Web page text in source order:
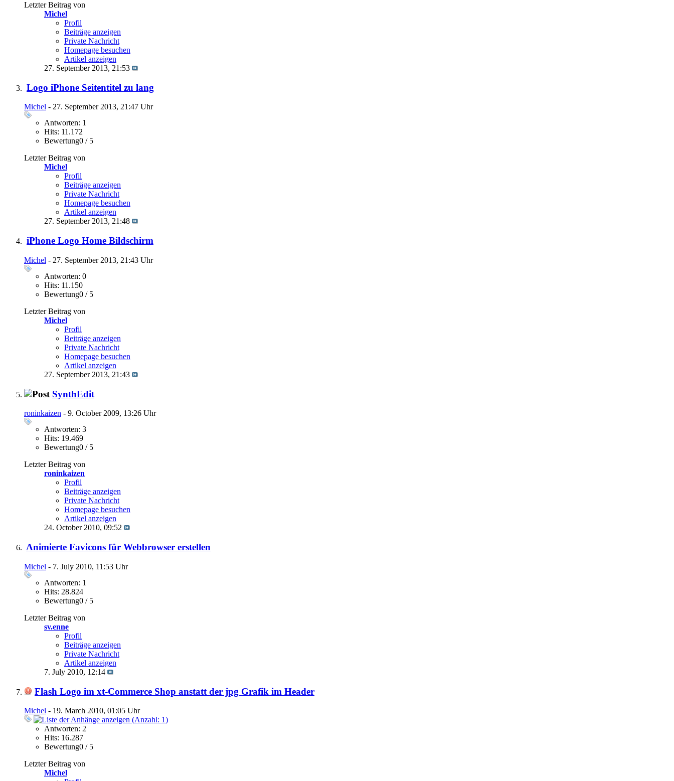
Letzter Beitrag von
Michel
Profil
Beiträge anzeigen
Private Nachricht
Homepage besuchen
Artikel anzeigen
27. September 2013, 21:53
Logo iPhone Seitentitel zu lang
Michel - 27. September 2013, 21:47 Uhr
Antworten: 1
Hits: 11.172
Bewertung0 / 5
Letzter Beitrag von
Michel
Profil
Beiträge anzeigen
Private Nachricht
Homepage besuchen
Artikel anzeigen
27. September 2013, 21:48
iPhone Logo Home Bildschirm
Michel - 27. September 2013, 21:43 Uhr
Antworten: 0
Hits: 11.150
Bewertung0 / 5
Letzter Beitrag von
Michel
Profil
Beiträge anzeigen
Private Nachricht
Homepage besuchen
Artikel anzeigen
27. September 2013, 21:43
SynthEdit
roninkaizen - 9. October 2009, 13:26 Uhr
Antworten: 3
Hits: 19.469
Bewertung0 / 5
Letzter Beitrag von
roninkaizen
Profil
Beiträge anzeigen
Private Nachricht
Homepage besuchen
Artikel anzeigen
24. October 2010, 09:52
Animierte Favicons für Webbrowser erstellen
Michel - 7. July 2010, 11:53 Uhr
Antworten: 1
Hits: 28.824
Bewertung0 / 5
Letzter Beitrag von
sv.enne
Profil
Beiträge anzeigen
Private Nachricht
Artikel anzeigen
7. July 2010, 12:14
Flash Logo im xt-Commerce Shop anstatt der jpg Grafik im Header
Michel - 19. March 2010, 01:05 Uhr
Antworten: 2
Hits: 16.287
Bewertung0 / 5
Letzter Beitrag von
Michel